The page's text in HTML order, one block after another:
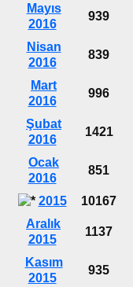
Mayıs
2016
939
Nisan
2016
839
Mart
2016
996
Şubat
2016
1421
Ocak
2016
851
2015 10167
Aralık
2015
1137
Kasım
2015
935